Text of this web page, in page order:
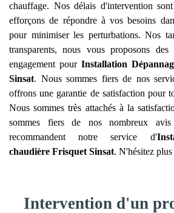
chauffage. Nos délais d'intervention
efforçons de répondre à vos besoins
pour minimiser les perturbations. Nos
transparents, nous vous proposons
engagement pourInstallation
Sinsat. Nous sommes fiers de nos
offrons une garantie de satisfaction pour
Nous sommes très attachés à la
sommes fiers de nos nombreux
recommandent notre service d'
chaudière Frisquet Sinsat. N'hésitez plus
Intervention d'un